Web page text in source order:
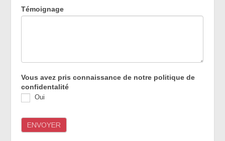
Témoignage
Vous avez pris connaissance de notre politique de
confidentalité
Oui
ENVOYER